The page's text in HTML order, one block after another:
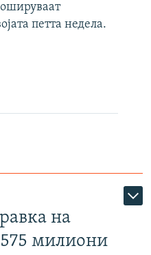
петта недела.
на
милиони